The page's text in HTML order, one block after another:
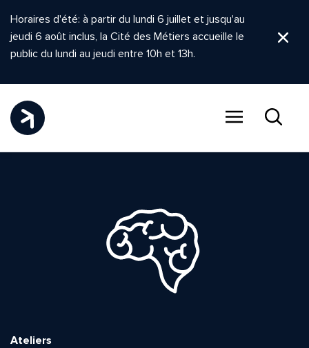
Horaires d'été: à partir du lundi 6 juillet et jusqu'au
jeudi 6 août inclus, la Cité des Métiers accueille le
public du lundi au jeudi entre 10h et 13h.
Ateliers